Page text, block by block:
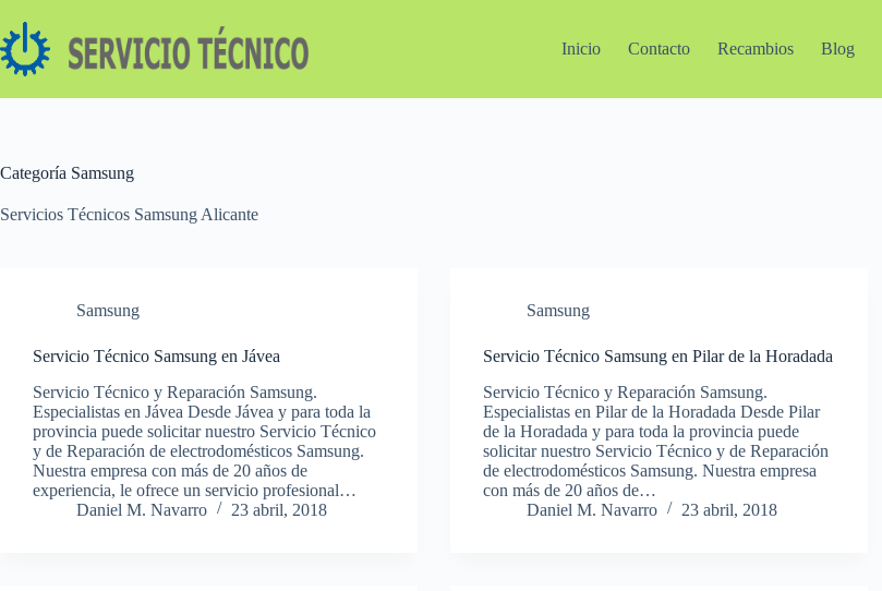
al
contenido
Inicio Contacto Recambios Blog
Categoría Samsung
Servicios Técnicos Samsung Alicante
Samsung
Servicio Técnico Samsung en Jávea
Servicio Técnico y Reparación Samsung.
Especialistas en Jávea Desde Jávea y para toda la
provincia puede solicitar nuestro Servicio Técnico
y de Reparación de electrodomésticos Samsung.
Nuestra empresa con más de 20 años de
experiencia, le ofrece un servicio profesional…
Daniel M. Navarro
23 abril, 2018
Samsung
Servicio Técnico Samsung en Pilar de la Horadada
Servicio Técnico y Reparación Samsung.
Especialistas en Pilar de la Horadada Desde Pilar
de la Horadada y para toda la provincia puede
solicitar nuestro Servicio Técnico y de Reparación
de electrodomésticos Samsung. Nuestra empresa
con más de 20 años de…
Daniel M. Navarro
23 abril, 2018